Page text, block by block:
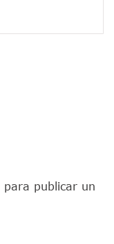
para publicar un